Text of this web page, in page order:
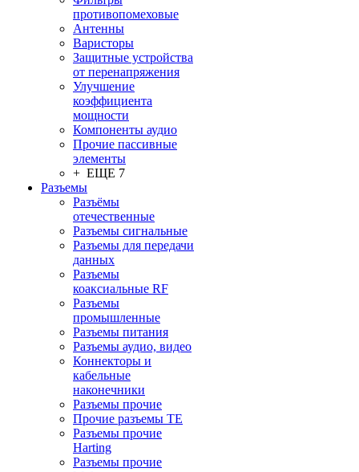
противопомеховые
Антенны
Варисторы
Защитные устройства
от перенапряжения
Улучшение
коэффициента
мощности
Компоненты аудио
Прочие пассивные
элементы
+ ЕЩЕ 7
Разъeмы
Разъёмы
отечественные
Разъeмы сигнальные
Разъeмы для передачи
данных
Разъeмы
коаксиальные RF
Разъeмы
промышленные
Разъeмы питания
Разъeмы аудио, видео
Коннекторы и
кабельные
наконечники
Разъeмы прочие
Прочие разъемы TE
Разъемы прочие
Harting
Разъемы прочие